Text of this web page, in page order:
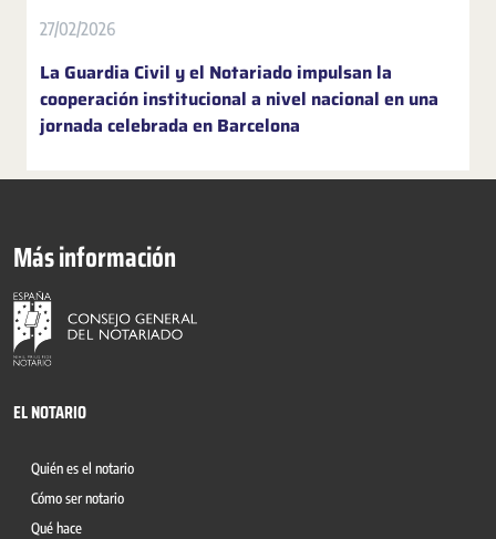
27/02/2026
La Guardia Civil y el Notariado impulsan la
cooperación institucional a nivel nacional en una
jornada celebrada en Barcelona
Más información
EL NOTARIO
Quién es el notario
Cómo ser notario
Qué hace